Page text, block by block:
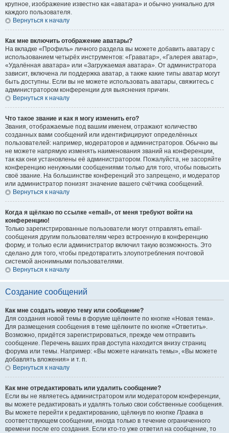
крупное, изображение известно как «аватара» и обычно уникально для
каждого пользователя.
Вернуться к началу
Как мне включить отображение аватары?
На вкладке «Профиль» личного раздела вы можете добавить аватару с
использованием четырёх инструментов: «Граватар», «Галерея аватар»,
«Удалённая аватара» или «Загружаемая аватара». От администратора
зависит, включена ли поддержка аватар, а также какие типы аватар могут
быть доступны. Если вы не можете использовать аватары, свяжитесь с
администратором конференции для выяснения причин.
Вернуться к началу
Что такое звание и как я могу изменить его?
Звания, отображаемые под вашим именем, отражают количество
созданных вами сообщений или идентифицируют определённых
пользователей: например, модераторов и администраторов. Обычно вы
не можете напрямую изменять наименования званий на конференции,
так как они установлены её администратором. Пожалуйста, не засоряйте
конференцию ненужными сообщениями только для того, чтобы повысить
своё звание. На большинстве конференций это запрещено, и модератор
или администратор понизят значение вашего счётчика сообщений.
Вернуться к началу
Когда я щёлкаю по ссылке «email», от меня требуют войти на
конференцию!
Только зарегистрированные пользователи могут отправлять email-
сообщения другим пользователям через встроенную в конференцию
форму, и только если администратор включил такую возможность. Это
сделано для того, чтобы предотвратить злоупотребления почтовой
системой анонимными пользователями.
Вернуться к началу
Создание сообщений
Как мне создать новую тему или сообщение?
Для создания новой темы в форуме щёлкните по кнопке «Новая тема».
Для размещения сообщения в теме щёлкните по кнопке «Ответить».
Возможно, придётся зарегистрироваться, прежде чем отправить
сообщение. Перечень ваших прав доступа находится внизу страниц
форума или темы. Например: «Вы можете начинать темы», «Вы можете
добавлять вложения» и т. п.
Вернуться к началу
Как мне отредактировать или удалить сообщение?
Если вы не являетесь администратором или модератором конференции,
вы можете редактировать и удалять только свои собственные сообщения.
Вы можете перейти к редактированию, щёлкнув по кнопке Правка в
соответствующем сообщении, иногда только в течение ограниченного
времени после его создания. Если кто-то уже ответил на сообщение, то